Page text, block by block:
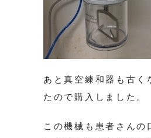
あと真空練和器も古く
たので購入しました。
この機械も患者さんの